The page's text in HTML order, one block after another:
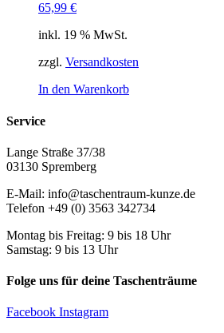
65,99 €
inkl. 19 % MwSt.
zzgl. Versandkosten
In den Warenkorb
Service
Lange Straße 37/38
03130 Spremberg
E-Mail: info@taschentraum-kunze.de
Telefon +49 (0) 3563 342734
Montag bis Freitag: 9 bis 18 Uhr
Samstag: 9 bis 13 Uhr
Folge uns für deine Taschenträume
Facebook Instagram